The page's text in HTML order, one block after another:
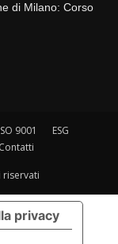
di Milano: Corso
9001
ESG
Contatti
riservati
privacy